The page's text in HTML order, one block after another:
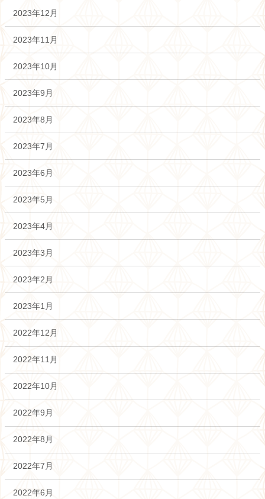
2023年12月
2023年11月
2023年10月
2023年9月
2023年8月
2023年7月
2023年6月
2023年5月
2023年4月
2023年3月
2023年2月
2023年1月
2022年12月
2022年11月
2022年10月
2022年9月
2022年8月
2022年7月
2022年6月